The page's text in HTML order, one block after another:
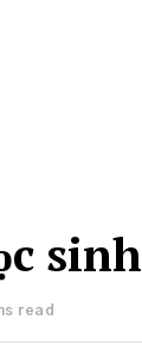
sinh
read